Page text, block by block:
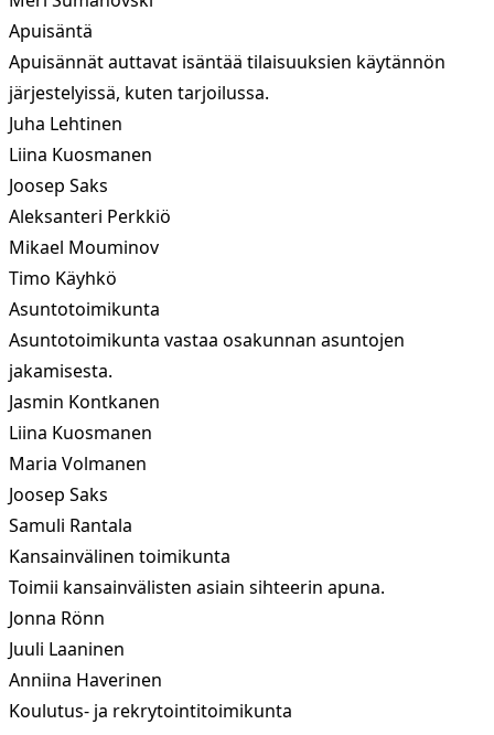
Apuisäntä
Apuisännät auttavat isäntää tilaisuuksien käytännön
järjestelyissä, kuten tarjoilussa.
Juha Lehtinen
Liina Kuosmanen
Joosep Saks
Aleksanteri Perkkiö
Mikael Mouminov
Timo Käyhkö
Asuntotoimikunta
Asuntotoimikunta vastaa osakunnan asuntojen
jakamisesta.
Jasmin Kontkanen
Liina Kuosmanen
Maria Volmanen
Joosep Saks
Samuli Rantala
Kansainvälinen toimikunta
Toimii kansainvälisten asiain sihteerin apuna.
Jonna Rönn
Juuli Laaninen
Anniina Haverinen
Koulutus- ja rekrytointitoimikunta